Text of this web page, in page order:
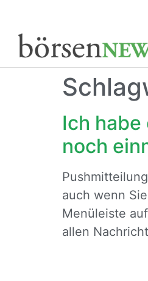
Ich
noch
auch wenn
Menüleiste
allen